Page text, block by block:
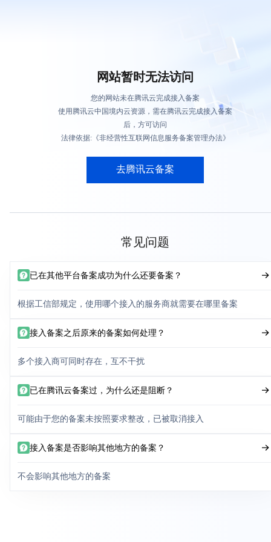
网站暂时无法访问
您的网站未在腾讯云完成接入备案
使用腾讯云中国境内云资源，需在腾讯云完成接入备案
后，方可访问
法律依据:《非经营性互联网信息服务备案管理办法》
去腾讯云备案
常见问题
已在其他平台备案成功为什么还要备案？
根据工信部规定，使用哪个接入的服务商就需要在哪里备案
接入备案之后原来的备案如何处理？
多个接入商可同时存在，互不干扰
已在腾讯云备案过，为什么还是阻断？
可能由于您的备案未按照要求整改，已被取消接入
接入备案是否影响其他地方的备案？
不会影响其他地方的备案